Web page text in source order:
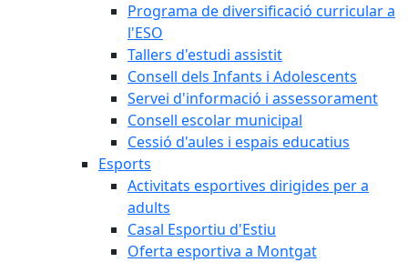
Programa de diversificació curricular a
l'ESO
Tallers d'estudi assistit
Consell dels Infants i Adolescents
Servei d'informació i assessorament
Consell escolar municipal
Cessió d'aules i espais educatius
Esports
Activitats esportives dirigides per a
adults
Casal Esportiu d'Estiu
Oferta esportiva a Montgat